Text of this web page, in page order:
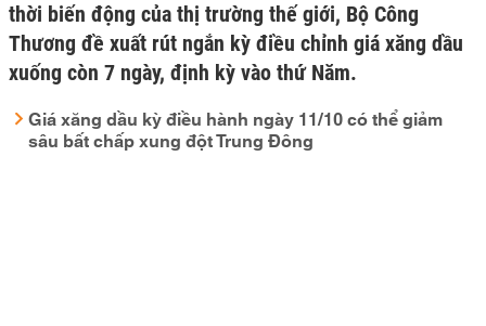
thời biến động của thị trường thế giới, Bộ Công
Thương đề xuất rút ngắn kỳ điều chỉnh giá xăng dầu
xuống còn 7 ngày, định kỳ vào thứ Năm.
Giá xăng dầu kỳ điều hành ngày 11/10 có thể giảm
sâu bất chấp xung đột Trung Đông